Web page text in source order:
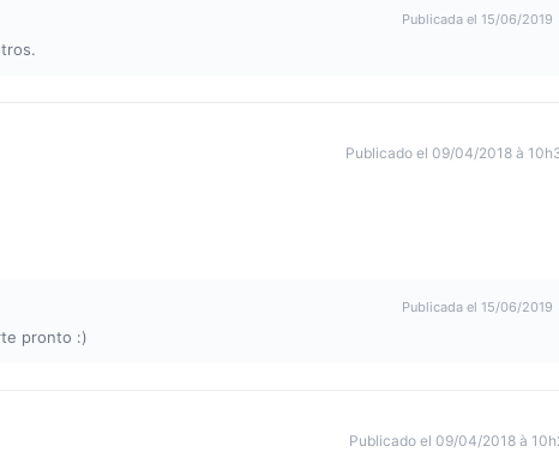
Publicada el 15/06/2019
Publicado el 09/04/2018 à
Publicada el 15/06/2019
pronto :)
Publicado el 09/04/2018 à